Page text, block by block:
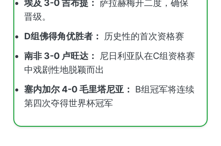
埃及 3-0 吉布提：
萨拉赫梅开二度，确保
晋级。
D组佛得角优胜者：
历史性的首次资格赛
南非 3-0 卢旺达：
尼日利亚队在C组资格赛
中戏剧性地脱颖而出
塞内加尔 4-0 毛里塔尼亚：
B组冠军将连续
第四次夺得世界杯冠军